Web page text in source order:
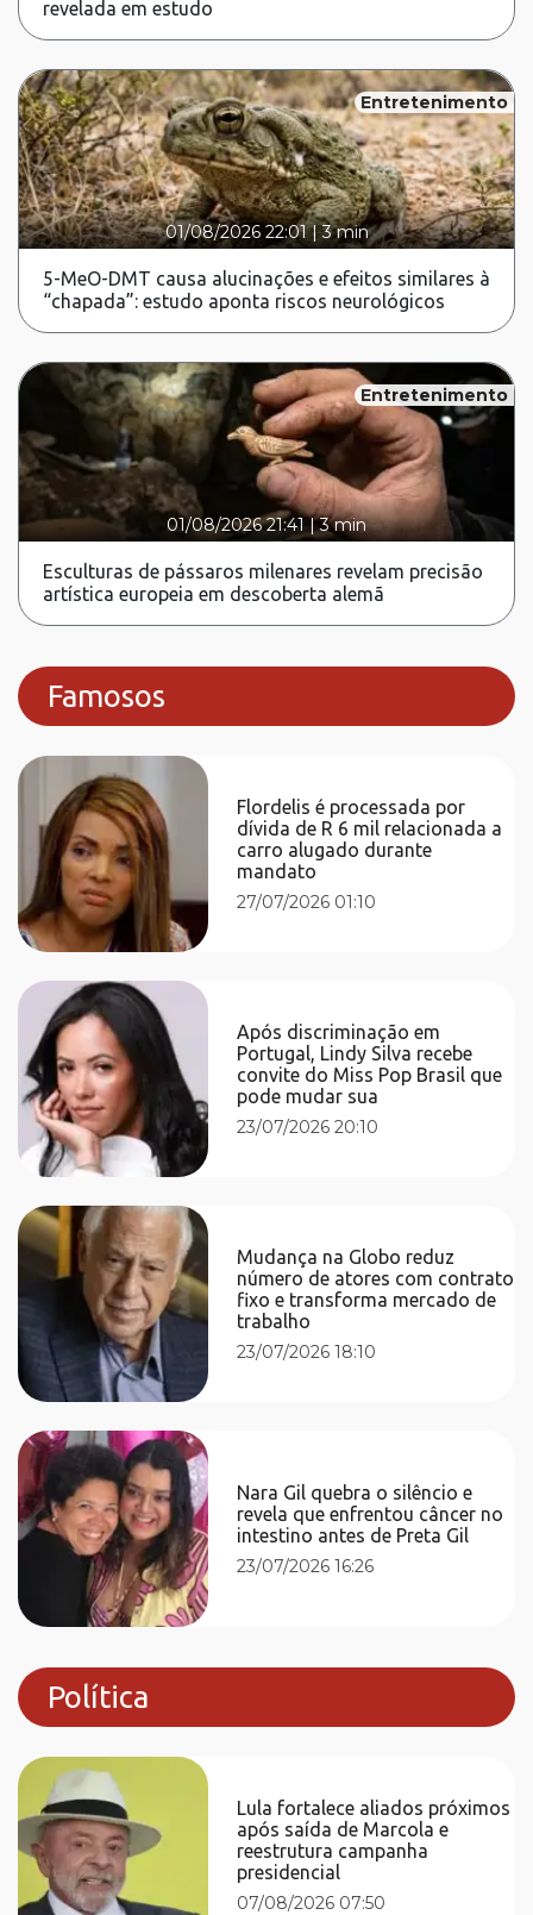
revelada em estudo
Entretenimento
01/08/2026 22:01|3 min
5-MeO-DMT causa alucinações e efeitos similares à
“chapada”: estudo aponta riscos neurológicos
Entretenimento
01/08/2026 21:41 |3 min
Esculturas de pássaros milenares revelam precisão
artística europeia em descoberta alemã
Famosos
Flordelis é processada por
dívida de R 6 mil relacionada a
carro alugado durante
mandato
27/07/2026 01:10
Após discriminação em
Portugal, Lindy Silva recebe
convite do Miss Pop Brasil que
pode mudar sua
23/07/2026 20:10
Mudança na Globo reduz
número de atores com contrato
fixo e transforma mercado de
trabalho
23/07/2026 18:10
Nara Gil quebra o silêncio e
revela que enfrentou câncer no
intestino antes de Preta Gil
23/07/2026 16:26
Política
Lula fortalece aliados próximos
após saída de Marcola e
reestrutura campanha
presidencial
07/08/2026 07:50